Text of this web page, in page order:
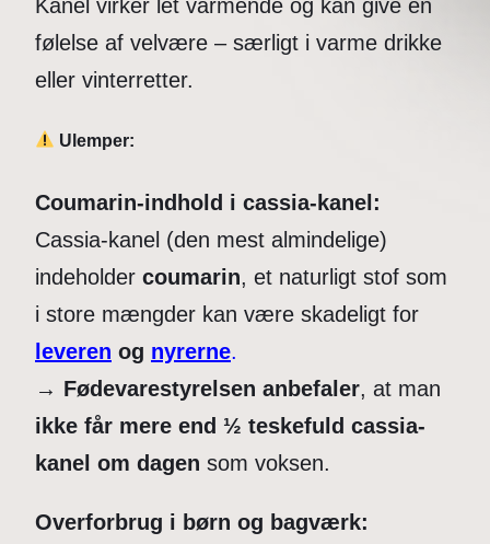
Kanel virker let varmende og kan give en
følelse af velvære – særligt i varme drikke
eller vinterretter.
Ulemper:
Coumarin-indhold i cassia-kanel:
Cassia-kanel (den mest almindelige)
indeholder coumarin, et naturligt stof som
i store mængder kan være skadeligt for
leveren og nyrerne.
→ Fødevarestyrelsen anbefaler, at man
ikke får mere end ½ teskefuld cassia-
kanel om dagen som voksen.
Overforbrug i børn og bagværk: